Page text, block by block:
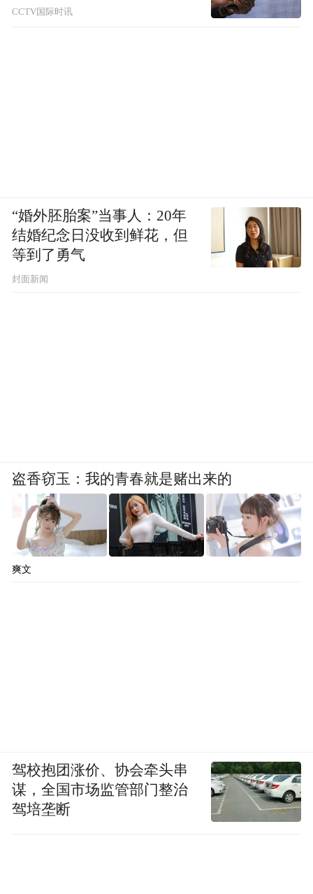
CCTV国际时讯
“婚外胚胎案”当事人：20年
结婚纪念日没收到鲜花，但
等到了勇气
封面新闻
盗香窃玉：我的青春就是赌出来的
爽文
驾校抱团涨价、协会牵头串
谋，全国市场监管部门整治
驾培垄断